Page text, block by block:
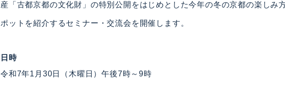
産「古都京都の文化財」の特別公開をはじめとした今年の冬の京都の楽しみ
ポットを紹介するセミナー・交流会を開催します。
日時
令和7年1月30日（木曜日）午後7時～9時